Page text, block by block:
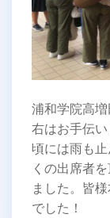
浦和学院高
右はお手伝
頃には雨も
くの出席者
ました。皆
でした！